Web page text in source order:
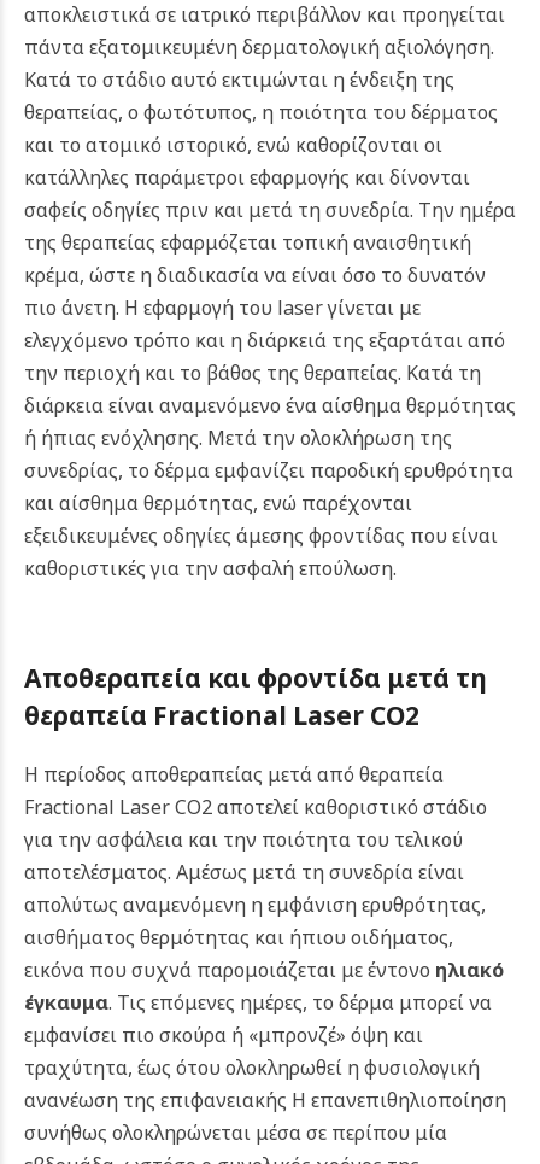
αποκλειστικά σε ιατρικό περιβάλλον και προηγείται
πάντα εξατομικευμένη δερματολογική αξιολόγηση.
Κατά το στάδιο αυτό εκτιμώνται η ένδειξη της
θεραπείας, ο φωτότυπος, η ποιότητα του δέρματος
και το ατομικό ιστορικό, ενώ καθορίζονται οι
κατάλληλες παράμετροι εφαρμογής και δίνονται
σαφείς οδηγίες πριν και μετά τη συνεδρία. Την ημέρα
της θεραπείας εφαρμόζεται τοπική αναισθητική
κρέμα, ώστε η διαδικασία να είναι όσο το δυνατόν
πιο άνετη. Η εφαρμογή του laser γίνεται με
ελεγχόμενο τρόπο και η διάρκειά της εξαρτάται από
την περιοχή και το βάθος της θεραπείας. Κατά τη
διάρκεια είναι αναμενόμενο ένα αίσθημα θερμότητας
ή ήπιας ενόχλησης. Μετά την ολοκλήρωση της
συνεδρίας, το δέρμα εμφανίζει παροδική ερυθρότητα
και αίσθημα θερμότητας, ενώ παρέχονται
εξειδικευμένες οδηγίες άμεσης φροντίδας που είναι
καθοριστικές για την ασφαλή επούλωση.
Αποθεραπεία και φροντίδα μετά τη
θεραπεία Fractional Laser CO2
Η περίοδος αποθεραπείας μετά από θεραπεία
Fractional Laser CO2 αποτελεί καθοριστικό στάδιο
για την ασφάλεια και την ποιότητα του τελικού
αποτελέσματος. Αμέσως μετά τη συνεδρία είναι
απολύτως αναμενόμενη η εμφάνιση ερυθρότητας,
αισθήματος θερμότητας και ήπιου οιδήματος,
εικόνα που συχνά παρομοιάζεται με έντονο ηλιακό
έγκαυμα. Τις επόμενες ημέρες, το δέρμα μπορεί να
εμφανίσει πιο σκούρα ή «μπρονζέ» όψη και
τραχύτητα, έως ότου ολοκληρωθεί η φυσιολογική
ανανέωση της επιφανειακής Η επανεπιθηλιοποίηση
συνήθως ολοκληρώνεται μέσα σε περίπου μία